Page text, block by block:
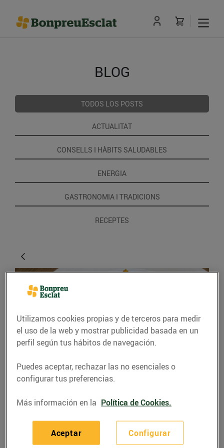
BLOG
TODOS LOS POSTS
ACTUALITAT
CONSELLS I HÀBITS SALUDABLES
ENERGIA
GASTRONOMIA I TRADICIONS
RECEPTES
RECETAS
cansalada i hummus
de moniato
Recepta elaborada per
Utilizamos cookies propias y de terceros para medir
el uso de la web y mostrar publicidad basada en un
perfil según tus hábitos de navegación.
Puedes aceptar, rechazar las no esenciales o
configurar tus preferencias.
Más información en la Política de Cookies.
Configurar
Aceptar